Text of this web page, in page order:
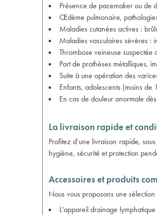
Présence de pacemaker ou de
Œdème pulmonaire,
Maladies cutanées actives :
Maladies vasculaires sévères :
Thrombose veineuse suspectée
Port de prothèses métalliques,
Suite à une opération des
Enfants, adolescents (moins de
En cas de douleur anormale
La livraison rapide et
Profitez d’une livraison rapide,
hygiène, sécurité et protection
Accessoires et produits
Nous vous proposons une
L'appareil drainage